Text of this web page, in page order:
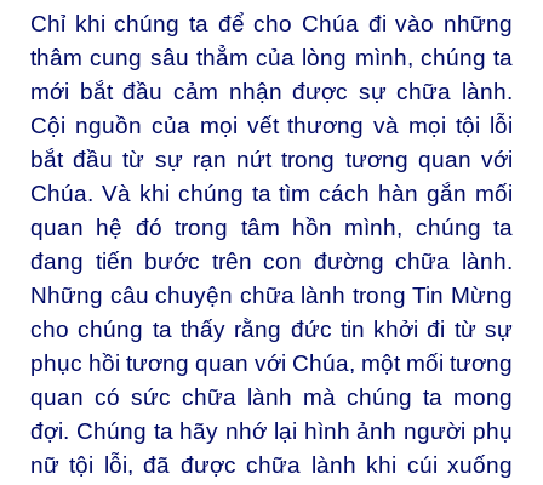
Chỉ khi chúng ta để cho Chúa đi vào những
thâm cung sâu thẳm của lòng mình, chúng ta
mới bắt đầu cảm nhận được sự chữa lành.
Cội nguồn của mọi vết thương và mọi tội lỗi
bắt đầu từ sự rạn nứt trong tương quan với
Chúa. Và khi chúng ta tìm cách hàn gắn mối
quan hệ đó trong tâm hồn mình, chúng ta
đang tiến bước trên con đường chữa lành.
Những câu chuyện chữa lành trong Tin Mừng
cho chúng ta thấy rằng đức tin khởi đi từ sự
phục hồi tương quan với Chúa, một mối tương
quan có sức chữa lành mà chúng ta mong
đợi. Chúng ta hãy nhớ lại hình ảnh người phụ
nữ tội lỗi, đã được chữa lành khi cúi xuống